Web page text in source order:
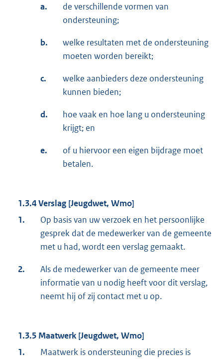
a.
de verschillende vormen van
ondersteuning;
b.
welke resultaten met de ondersteuning
moeten worden bereikt;
c.
welke aanbieders deze ondersteuning
kunnen bieden;
d.
hoe vaak en hoe lang u ondersteuning
krijgt; en
e.
of u hiervoor een eigen bijdrage moet
betalen.
1.3.4 Verslag [Jeugdwet, Wmo]
1.
Op basis van uw verzoek en het persoonlijke
gesprek dat de medewerker van de gemeente
met u had, wordt een verslag gemaakt.
2.
Als de medewerker van de gemeente meer
informatie van u nodig heeft voor dit verslag,
neemt hij of zij contact met u op.
1.3.5 Maatwerk [Jeugdwet, Wmo]
1.
Maatwerk is ondersteuning die precies is